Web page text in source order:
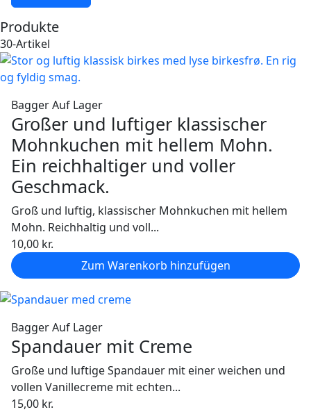
Produkte
30-Artikel
BaggerAuf Lager
Großer und luftiger klassischer
Mohnkuchen mit hellem Mohn.
Ein reichhaltiger und voller
Geschmack.
Groß und luftig, klassischer Mohnkuchen mit hellem
Mohn. Reichhaltig und voll...
10,00 kr.
Zum Warenkorb hinzufügen
BaggerAuf Lager
Spandauer mit Creme
Große und luftige Spandauer mit einer weichen und
vollen Vanillecreme mit echten...
15,00 kr.